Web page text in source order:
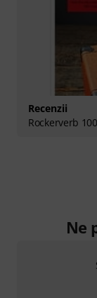
Recenzii
Rockerverb
Ne